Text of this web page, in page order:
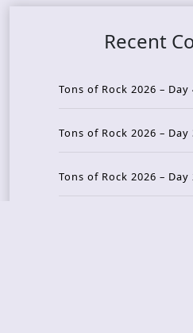
Recent
Tons of Rock 2026 – Day
Tons of Rock 2026 – Day
Tons of Rock 2026 – Day